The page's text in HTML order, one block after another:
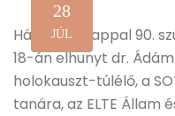
28
JÚL
Három hónappal 90.
18-án elhunyt dr. Ádám
holokauszt-túlélő, a
tanára, az ELTE Állam